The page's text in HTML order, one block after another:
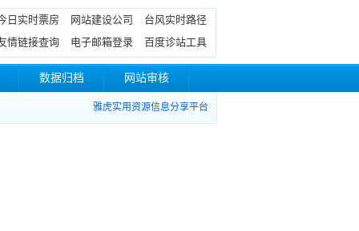
日实时票房 网站建设公司
台风实时路径
情链接查询
电子邮箱登录 百度诊站工具
数据归档 网站审核
雅虎实用资源信息分享平台